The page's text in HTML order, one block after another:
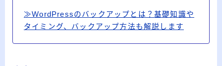
≫WordPressのバックアップとは？基礎知識や
タイミング、バックアップ方法も解説します